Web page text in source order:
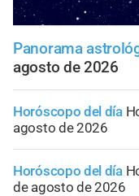
Panorama
agosto de 2026
Horóscopo del día
agosto de 2026
Horóscopo del día
de agosto de 2026